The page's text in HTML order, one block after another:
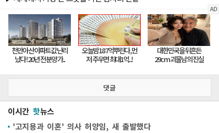
댓글
이시간 핫뉴스
'고지용과 이혼' 의사 허양임, 새 출발했다